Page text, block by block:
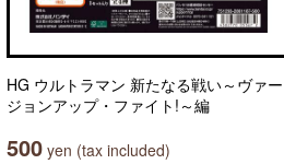
HG ウルトラマン 新たなる戦い～ヴァー
ジョンアップ・ファイト!～編
500 yen (tax included)